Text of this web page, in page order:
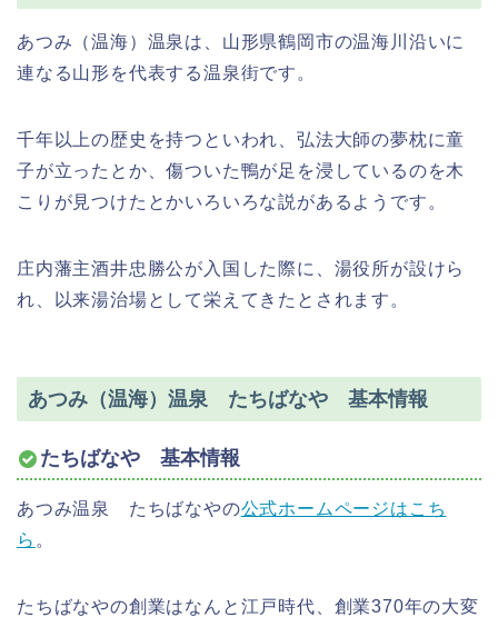
あつみ（温海）温泉は、山形県鶴岡市の温海川沿いに
連なる山形を代表する温泉街です。
千年以上の歴史を持つといわれ、弘法大師の夢枕に童
子が立ったとか、傷ついた鴨が足を浸しているのを木
こりが見つけたとかいろいろな説があるようです。
庄内藩主酒井忠勝公が入国した際に、湯役所が設けら
れ、以来湯治場として栄えてきたとされます。
あつみ（温海）温泉 たちばなや 基本情報
たちばなや 基本情報
あつみ温泉 たちばなやの公式ホームページはこち
ら 。
たちばなやの創業はなんと江戸時代、創業370年の大変